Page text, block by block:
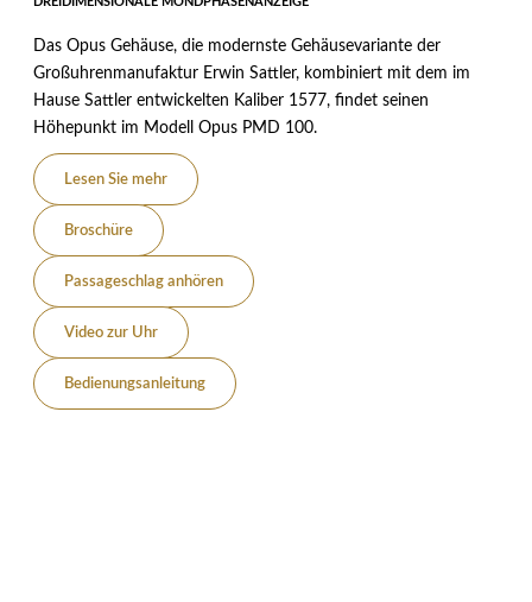
Das Opus Gehäuse, die modernste Gehäusevariante der
Großuhrenmanufaktur Erwin Sattler, kombiniert mit dem im
Hause Sattler entwickelten Kaliber 1577, findet seinen
Höhepunkt im Modell Opus PMD 100.
Lesen Sie mehr
Broschüre
Passageschlag anhören
Video zur Uhr
Bedienungsanleitung